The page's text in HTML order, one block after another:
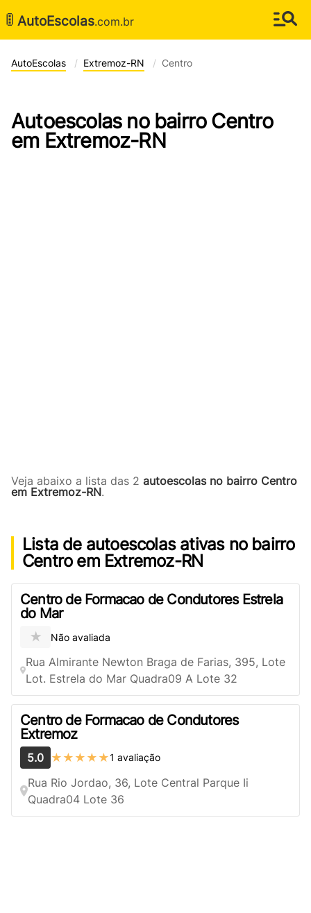
🚦 AutoEscolas.com.br
AutoEscolas Extremoz-RN Centro
Autoescolas no bairro Centro
em Extremoz-RN
Veja abaixo a lista das 2 autoescolas no bairro Centro
em Extremoz-RN.
Lista de autoescolas ativas no bairro
Centro em Extremoz-RN
Centro de Formacao de Condutores Estrela
do Mar
★ Não avaliada
Rua Almirante Newton Braga de Farias, 395, Lote
Lot. Estrela do Mar Quadra09 A Lote 32
Centro de Formacao de Condutores
Extremoz
5.0 ★★★★★1 avaliação
Rua Rio Jordao, 36, Lote Central Parque Ii
Quadra04 Lote 36